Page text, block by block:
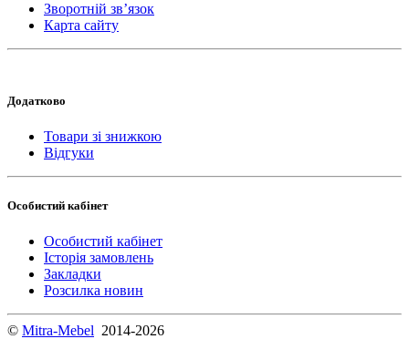
Зворотній зв’язок
Карта сайту
Додатково
Товари зі знижкою
Відгуки
Особистий кабінет
Особистий кабінет
Історія замовлень
Закладки
Розсилка новин
© Mitra-Mebel 2014-2026